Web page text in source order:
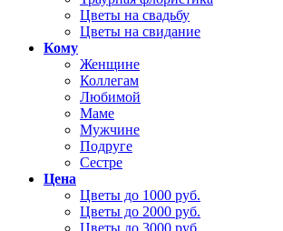
Цветы на свадьбу
Цветы на свидание
Кому
Женщине
Коллегам
Любимой
Маме
Мужчине
Подруге
Сестре
Цена
Цветы до 1000 руб.
Цветы до 2000 руб.
Цветы до 3000 руб.